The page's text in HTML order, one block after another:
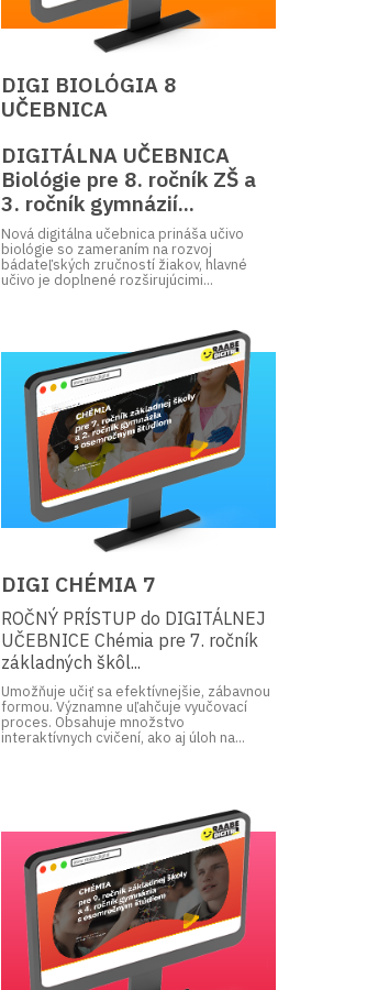
DIGI BIOLÓGIA 8
UČEBNICA
DIGITÁLNA UČEBNICA
Biológie pre 8. ročník ZŠ a
3. ročník gymnázií...
Nová digitálna učebnica prináša učivo
biológie so zameraním na rozvoj
bádateľských zručností žiakov, hlavné
učivo je doplnené rozširujúcimi...
DIGI CHÉMIA 7
ROČNÝ PRÍSTUP do DIGITÁLNEJ
UČEBNICE Chémia pre 7. ročník
základných škôl...
Umožňuje učiť sa efektívnejšie, zábavnou
formou. Významne uľahčuje vyučovací
proces. Obsahuje množstvo
interaktívnych cvičení, ako aj úloh na...